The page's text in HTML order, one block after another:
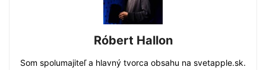
Róbert Hallon
Som spolumajiteľ a hlavný tvorca obsahu na svetapple.sk.